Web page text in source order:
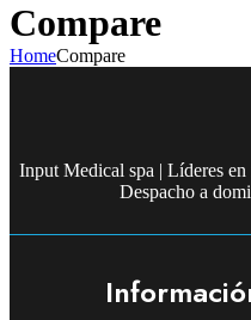
Compare
HomeCompare
Input Medical spa | Líderes en
Despacho a